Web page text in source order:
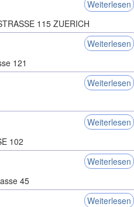
Weiterlesen
115 ZUERICH
Weiterlesen
121
Weiterlesen
Weiterlesen
102
Weiterlesen
45
Weiterlesen